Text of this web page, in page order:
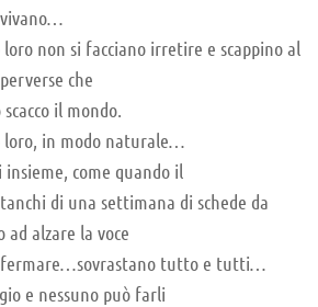
non si facciano irretire e scappino al
che
il mondo.
loro, in modo naturale…
come quando il
di una settimana di schede da
ad alzare la voce
fermare…sovrastano tutto e tutti…
e nessuno può farli